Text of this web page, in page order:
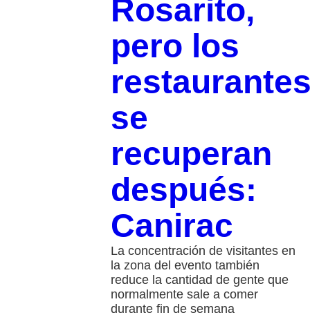
Rosarito,
pero los
se
recuperan
después:
Canirac
La concentración de visitantes en
la zona del evento también
reduce la cantidad de gente que
normalmente sale a comer
durante fin de semana